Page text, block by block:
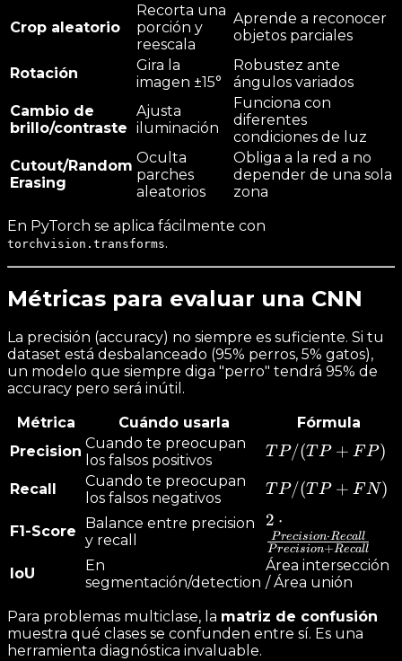
Crop aleatorio
Recorta una
porción y
reescala
Aprende a reconocer
objetos parciales
Rotación
Gira la
imagen ±15°
Robustez ante
ángulos variados
Cambio de
brillo/contraste
Ajusta
iluminación
Funciona con
diferentes
condiciones de luz
Cutout/Random
Erasing
Oculta
parches
aleatorios
Obliga a la red a no
depender de una sola
zona
En PyTorch se aplica fácilmente con
torchvision.transforms.
Métricas para evaluar una CNN
La precisión (accuracy) no siempre es suficiente. Si tu
dataset está desbalanceado (95% perros, 5% gatos),
un modelo que siempre diga "perro" tendrá 95% de
accuracy pero será inútil.
Métrica
Cuándo usarla
Fórmula
Precision Cuando te preocupan
los falsos positivos
TP
(TP
+
FP)
T P/(T P + F P)
Recall
Cuando te preocupan
los falsos negativos
TP
/
(TP
+
FN)
T P/(T P + F N)
F1-Score
Balance entre precision
y recall
2 \cdot
\frac{Precision
\cdot Recall}
{Precision +
2 ⋅
Precision+Recall
Precision⋅Recall
IoU
En
segmentación/detection
Área intersección
/ Área unión
Para problemas multiclase, la matriz de confusión
muestra qué clases se confunden entre sí. Es una
herramienta diagnóstica invaluable.